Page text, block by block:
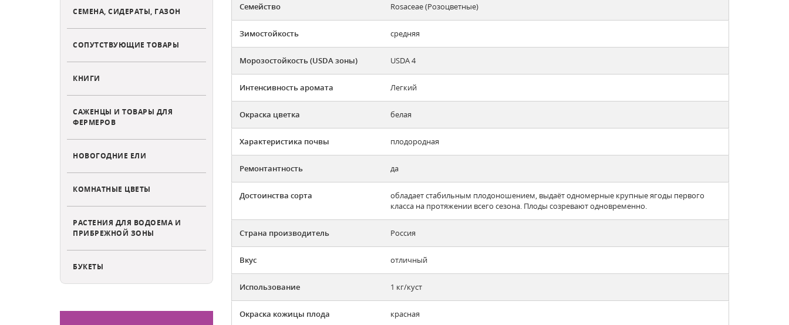
СЕМЕНА, СИДЕРАТЫ, ГАЗОН
СОПУТСТВУЮЩИЕ ТОВАРЫ
КНИГИ
САЖЕНЦЫ И ТОВАРЫ ДЛЯ
ФЕРМЕРОВ
НОВОГОДНИЕ ЕЛИ
КОМНАТНЫЕ ЦВЕТЫ
РАСТЕНИЯ ДЛЯ ВОДОЕМА И
ПРИБРЕЖНОЙ ЗОНЫ
БУКЕТЫ
Семейство Rosaceae (Розоцветные)
Зимостойкость средняя
Морозостойкость (USDA зоны) USDA 4
Интенсивность аромата Легкий
Окраска цветка белая
Характеристика почвы плодородная
Ремонтантность да
Достоинства сорта
обладает стабильным плодоношением, выдаёт одномерные крупные ягоды первого
класса на протяжении всего сезона. Плоды созревают одновременно.
Страна производитель Россия
Вкус отличный
Использование 1 кг/куст
Окраска кожицы плода красная